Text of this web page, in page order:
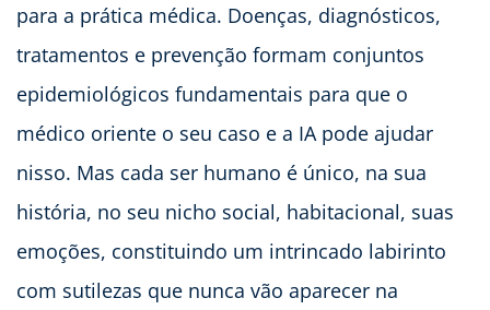
para a prática médica. Doenças, diagnósticos,
tratamentos e prevenção formam conjuntos
epidemiológicos fundamentais para que o
médico oriente o seu caso e a IA pode ajudar
nisso. Mas cada ser humano é único, na sua
história, no seu nicho social, habitacional, suas
emoções, constituindo um intrincado labirinto
com sutilezas que nunca vão aparecer na